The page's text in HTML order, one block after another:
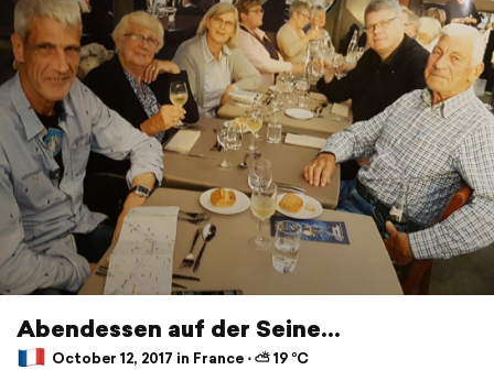
Abendessen auf der Seine...
October 12, 2017 in France ⋅ ⛅ 19 °C